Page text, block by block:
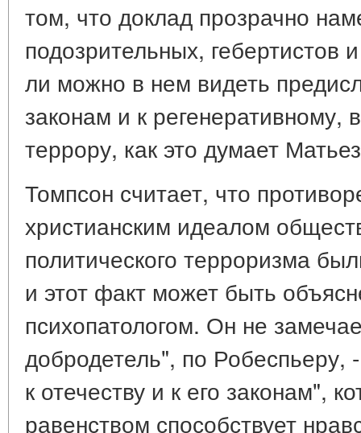
том, что доклад прозрачно
подозрительных, гебертистов
ли можно в нем видеть
законам и к регенеративному,
террору, как это думает
Томпсон считает, что
христианским идеалом
политического терроризма
и этот факт может быть
психопатологом. Он не
добродетель", по Робеспьеру,
к отечеству и к его законам",
равенством способствует